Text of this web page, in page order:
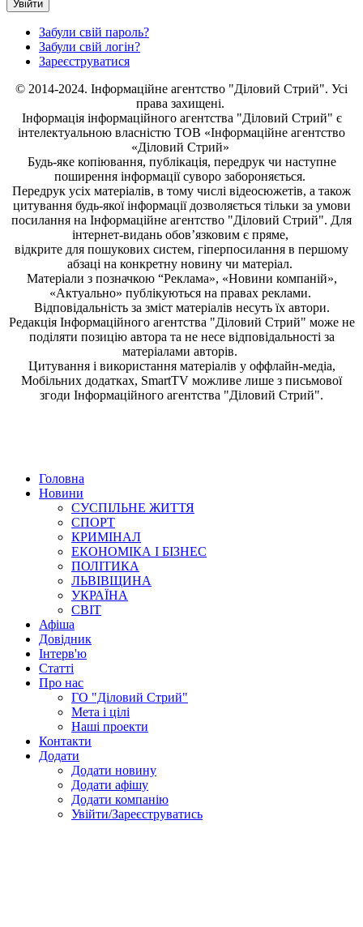
Увійти
Забули свій пароль?
Забули свій логін?
Зареєструватися
© 2014-2024. Інформаційне агентство "Діловий Стрий". Усі
права захищені.
Інформація інформаційного агентства "Діловий Стрий" є
інтелектуальною власністю ТОВ «Інформаційне агентство
«Діловий Стрий»
Будь-яке копiювання, публiкацiя, передрук чи наступне
поширення iнформацiї суворо забороняється.
Передрук усіх матеріалів, в тому числі відеосюжетів, а також
цитування будь-якої інформації дозволяється тільки за умови
посилання на Інформаційне агентство "Діловий Стрий". Для
інтернет-видань обов’язковим є пряме,
відкрите для пошукових систем, гіперпосилання в першому
абзаці на конкретну новину чи матеріал.
Матеріали з позначкою “Реклама», «Новини компаній»,
«Актуально» публікуються на правах реклами.
Відповідальність за зміст матеріалів несуть їх автори.
Редакція Інформаційного агентства "Діловий Стрий" може не
поділяти позицію автора та не несе відповідальності за
матеріалами авторів.
Цитування і використання матеріалів у оффлайн-медіа,
Мобільних додатках, SmartTV можливе лише з письмової
згоди Інформаційного агентства "Діловий Стрий".
Головна
Новини
СУСПІЛЬНЕ ЖИТТЯ
СПОРТ
КРИМІНАЛ
ЕКОНОМІКА І БІЗНЕС
ПОЛІТИКА
ЛЬВІВЩИНА
УКРАЇНА
СВІТ
Афіша
Довідник
Інтерв'ю
Статті
Про нас
ГО "Діловий Стрий"
Мета і цілі
Наші проекти
Контакти
Додати
Додати новину
Додати афішу
Додати компанію
Увійти/Зареєструватись